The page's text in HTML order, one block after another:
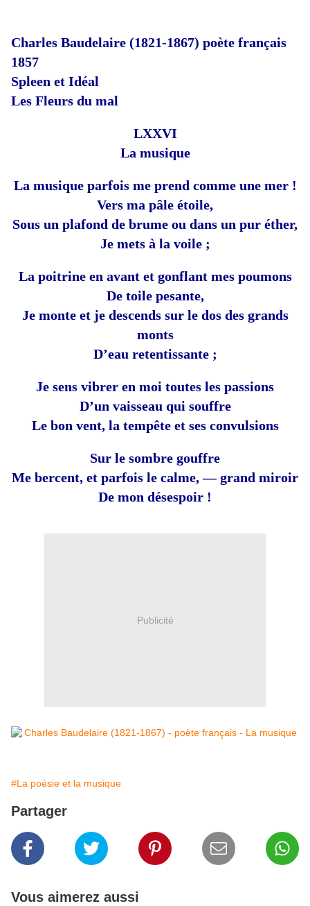
Charles Baudelaire (1821-1867) poète français
1857
Spleen et Idéal
Les Fleurs du mal
LXXVI
La musique
La musique parfois me prend comme une mer !
Vers ma pâle étoile,
Sous un plafond de brume ou dans un pur éther,
Je mets à la voile ;
La poitrine en avant et gonflant mes poumons
De toile pesante,
Je monte et je descends sur le dos des grands
monts
D’eau retentissante ;
Je sens vibrer en moi toutes les passions
D’un vaisseau qui souffre
Le bon vent, la tempête et ses convulsions
Sur le sombre gouffre
Me bercent, et parfois le calme, — grand miroir
De mon désespoir !
Publicité
#La poésie et la musique
Partager
Vous aimerez aussi